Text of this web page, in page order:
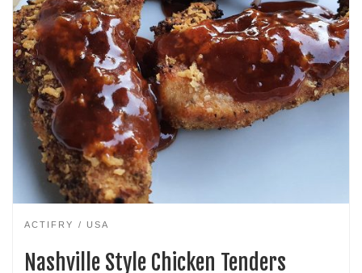
ACTIFRY USA
Nashville Style Chicken Tenders